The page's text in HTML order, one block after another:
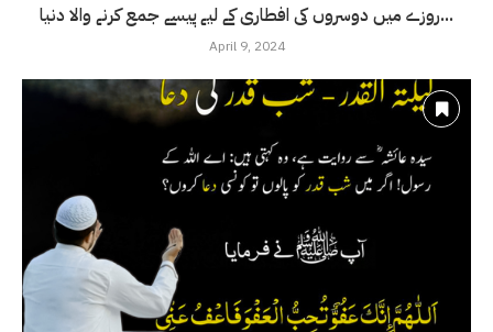
روزے میں دوسروں کی افطاری کے لیے پیسے جمع کرنے والا دنیا...
April 9, 2024